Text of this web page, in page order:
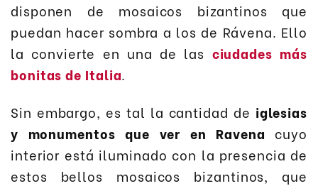
disponen de mosaicos bizantinos que
puedan hacer sombra a los de Rávena. Ello
la convierte en una de las ciudades más
bonitas de Italia.
Sin embargo, es tal la cantidad de iglesias
y monumentos que ver en Ravena cuyo
interior está iluminado con la presencia de
estos bellos mosaicos bizantinos, que